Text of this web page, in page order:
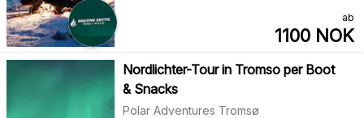
ab
1100 NOK
Nordlichter-Tour in Tromso per Boot
& Snacks
Polar Adventures Tromsø